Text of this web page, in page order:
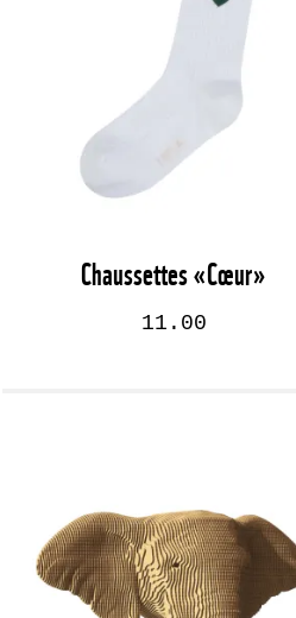
Chaussettes «Cœur»
11.00